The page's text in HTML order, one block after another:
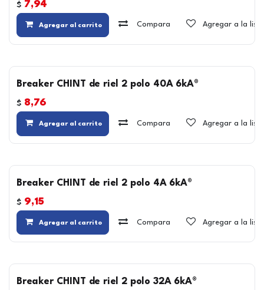
$ 7,94
Agregar al carrito Compara Agregar a la
Breaker CHINT de riel 2 polo 40A 6kA®
$ 8,76
Agregar al carrito Compara Agregar a la
Breaker CHINT de riel 2 polo 4A 6kA®
$ 9,15
Agregar al carrito Compara Agregar a la
Breaker CHINT de riel 2 polo 32A 6kA®